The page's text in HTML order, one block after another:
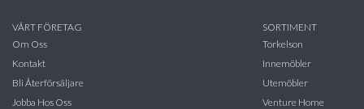
VÅRT FÖRETAG
Om Oss
Kontakt
Bli Återförsäljare
Jobba Hos Oss
SORTIMENT
Torkelson
Innemöbler
Utemöbler
Venture Home